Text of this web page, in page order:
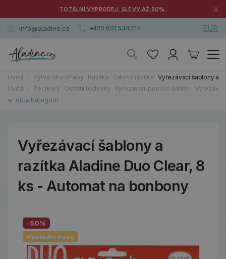
TOTÁLNÍ VÝPRODEJ. SLEVY AŽ 50%. ×
info@aladine.cz +420 601 534 217 EUR
Úvod Výtvarné potřeby Razítka Gelová razítka
Vyřezávací šablony a
Úvod
Techniky Ostatní techniky Vyřezávání pomocí šablon
Vyřezávací šablony a
razítka Aladine Duo Clear, 8
ks - Automat na bonbony
-50%
Poslední kusy